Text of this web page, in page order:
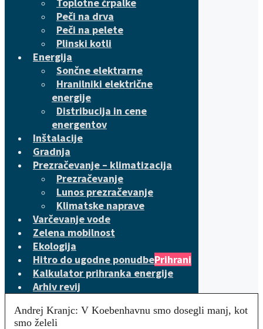
Peči na drva
Peči na pelete
Plinski kotli
Energija
Sončne elektrarne
Hranilniki električne
energije
Distribucija in cene
energentov
Inštalacije
Gradnja
Prezračevanje – klimatizacija
Prezračevanje
Lunos prezračevanje
Klimatske naprave
Varčevanje vode
Zelena mobilnost
Ekologija
Hitro do ugodne ponudbePrihrani
Kalkulator prihranka energije
Arhiv revij
Andrej Kranjc: V Koebenhavnu smo dosegli manj, kot
smo želeli